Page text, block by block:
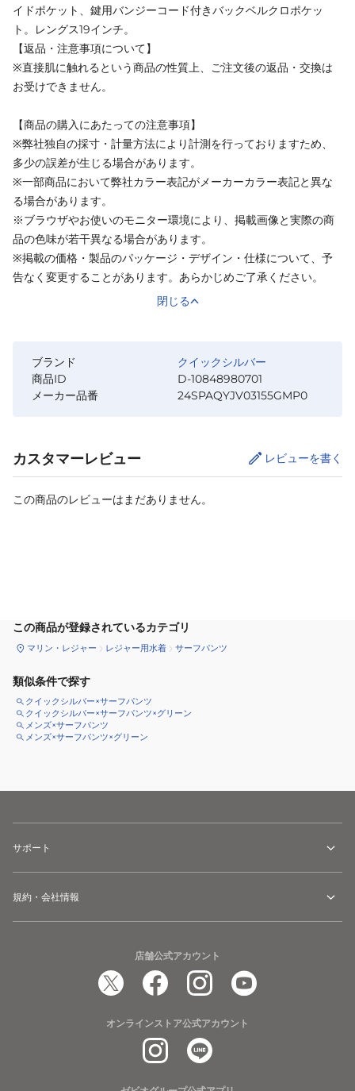
イドポケット、鍵用バンジーコード付きバックベルクロポケッ
ト。レングス19インチ。
【返品・注意事項について】
※直接肌に触れるという商品の性質上、ご注文後の返品・交換は
お受けできません。
【商品の購入にあたっての注意事項】
※弊社独自の採寸・計量方法により計測を行っておりますため、
多少の誤差が生じる場合があります。
※一部商品において弊社カラー表記がメーカーカラー表記と異な
る場合があります。
※ブラウザやお使いのモニター環境により、掲載画像と実際の商
品の色味が若干異なる場合があります。
※掲載の価格・製品のパッケージ・デザイン・仕様について、予
告なく変更することがあります。あらかじめご了承ください。
閉じる
ブランド
クイックシルバー
商品ID
D-10848980701
メーカー品番
24SPAQYJV03155GMP0
カスタマーレビュー レビューを書く
この商品のレビューはまだありません。
この商品が登録されているカテゴリ
マリン・レジャー レジャー用水着 サーフパンツ
類似条件で探す
クイックシルバー×サーフパンツ
クイックシルバー×サーフパンツ×グリーン
メンズ×サーフパンツ
メンズ×サーフパンツ×グリーン
サポート
規約・会社情報
店舗公式アカウント
オンラインストア公式アカウント